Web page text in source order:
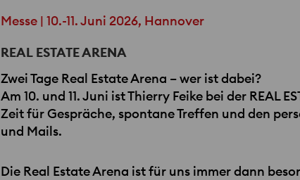
Messe | 10.-11. Juni 2026, Hannover
REAL ESTATE ARENA
Zwei Tage Real Estate Arena – wer ist dabei?
Am 10. und 11. Juni ist Thierry Feike bei der REAL
Zeit für Gespräche, spontane Treffen und den
und Mails.
Die Real Estate Arena ist für uns immer dann